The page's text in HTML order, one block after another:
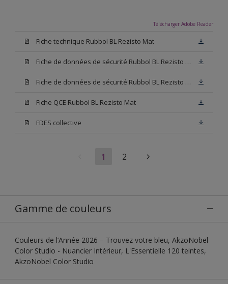
Télécharger Adobe Reader
Fiche technique Rubbol BL Rezisto Mat
Fiche de données de sécurité Rubbol BL Rezisto Mat Base W05
Fiche de données de sécurité Rubbol BL Rezisto Mat Base N00
Fiche QCE Rubbol BL Rezisto Mat
FDES collective
1 2
Gamme de couleurs
Couleurs de l’Année 2026 – Trouvez votre bleu, AkzoNobel
Color Studio - Nuancier Intérieur, L'Essentielle 120 teintes,
AkzoNobel Color Studio